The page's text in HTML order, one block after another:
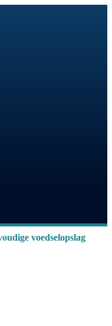
voedselopslag